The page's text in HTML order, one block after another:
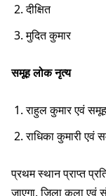
दीक्षित
मुदित कुमार
समूह लोक नृत्य
राहुल कुमार एवं समूह
राधिका कुमारी एवं
प्रथम स्थान प्राप्त
जाएगा. जिला कला एवं